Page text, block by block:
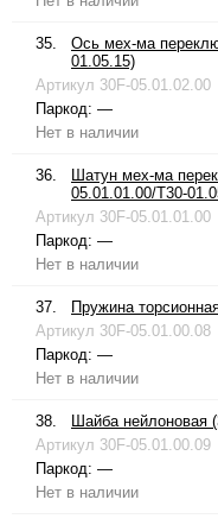
35.
Ось мех-ма
01.05.15)
Артикул 30F-05.01.02.00
Паркод: —
Нет в наличии
36.
Шатун мех-ма
05.01.01.00/T30-
Артикул 30F-05.01.01.00
Паркод: —
Нет в наличии
37.
Пружина
Артикул 30F-05.01.00.08
Паркод: —
Нет в наличии
38.
Шайба нейлоновая
Артикул 30F-05.01.00.09
Паркод: —
Нет в наличии